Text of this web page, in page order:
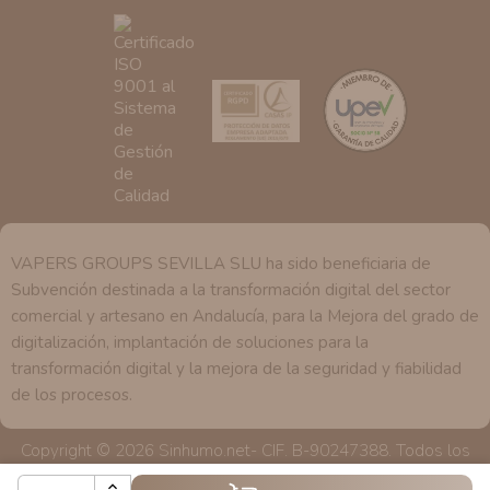
se explica en la información adicional disponible en
nuestra página web.
VAPERS GROUPS SEVILLA SLU ha sido beneficiaria de
Subvención destinada a la transformación digital del sector
comercial y artesano en Andalucía, para la Mejora del grado de
digitalización, implantación de soluciones para la
transformación digital y la mejora de la seguridad y fiabilidad
de los procesos.
Copyright © 2026 Sinhumo.net- CIF. B-90247388. Todos los
derechos reservados